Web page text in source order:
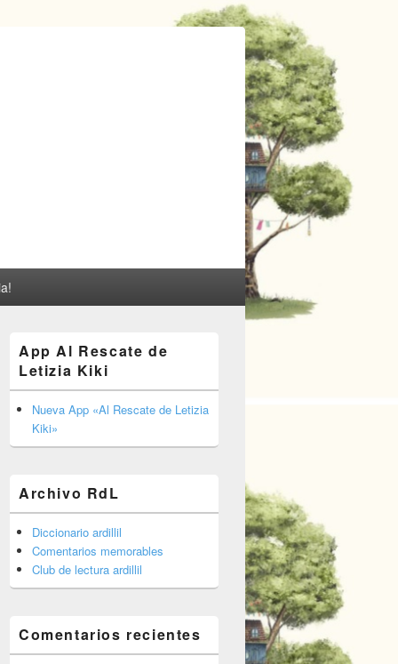
área
widget
barra
lateral
primaria
App Al Rescate de
Letizia Kiki
Nueva App «Al Rescate de Letizia
Kiki»
Archivo RdL
Diccionario ardillil
Comentarios memorables
Club de lectura ardillil
Comentarios recientes